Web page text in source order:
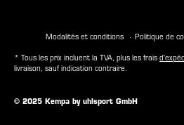
Modalités et conditions Politique de
© 2025 Kempa by uhlsport GmbH
* Tous les prix incluent la TVA, plus les frais
livraison, sauf indication contraire.